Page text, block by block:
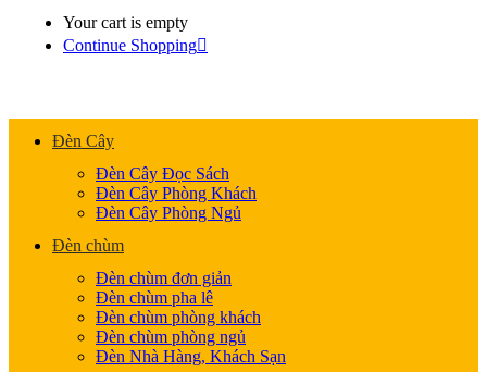
Your cart is empty
Continue Shopping
Đèn Cây
Đèn Cây Đọc Sách
Đèn Cây Phòng Khách
Đèn Cây Phòng Ngủ
Đèn chùm
Đèn chùm đơn giản
Đèn chùm pha lê
Đèn chùm phòng khách
Đèn chùm phòng ngủ
Đèn Nhà Hàng, Khách Sạn